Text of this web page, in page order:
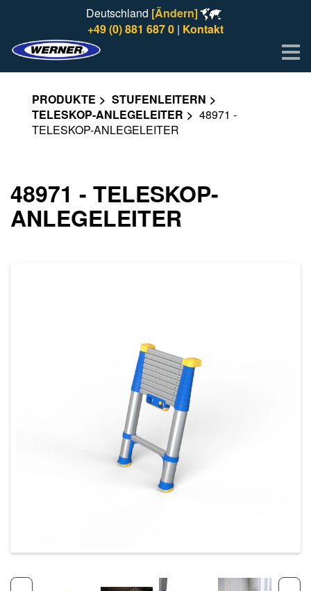
Deutschland [Ändern]
+49 (0) 881 687 0 | Kontakt
PRODUKTE
STUFENLEITERN
TELESKOP-ANLEGELEITER
48971 -
TELESKOP-ANLEGELEITER
48971 - TELESKOP-
ANLEGELEITER